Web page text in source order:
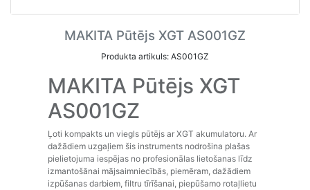
MAKITA Pūtējs XGT AS001GZ
Produkta artikuls: AS001GZ
MAKITA Pūtējs XGT
AS001GZ
Ļoti kompakts un viegls pūtējs ar XGT akumulatoru. Ar
dažādiem uzgaļiem šis instruments nodrošina plašas
pielietojuma iespējas no profesionālas lietošanas līdz
izmantošānai mājsaimniecībās, piemēram, dažādiem
izpūšanas darbiem, filtru tīrīšanai, piepūšamo rotaļlietu